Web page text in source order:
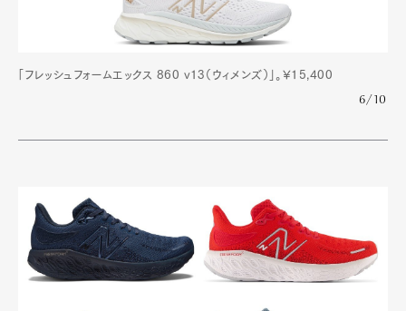
「フレッシュフォームエックス 860 v13（ウィメンズ）」。¥15,400
6/10